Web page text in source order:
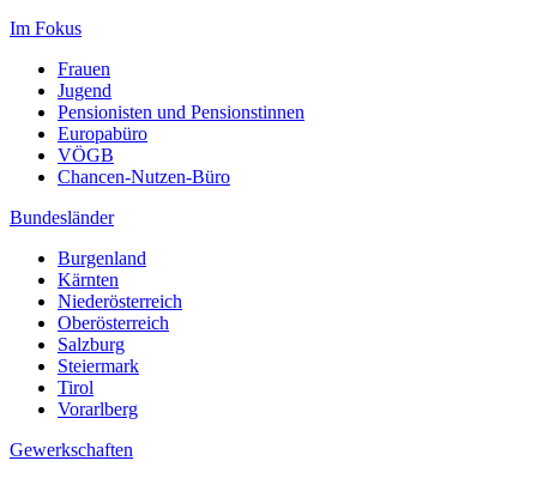
Im Fokus
Frauen
Jugend
Pensionisten und Pensionstinnen
Europabüro
VÖGB
Chancen-Nutzen-Büro
Bundesländer
Burgenland
Kärnten
Niederösterreich
Oberösterreich
Salzburg
Steiermark
Tirol
Vorarlberg
Gewerkschaften